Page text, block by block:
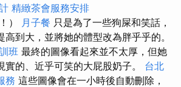
精緻茶會服務安排
） 月子餐 只是為了一些狗屎和笑話，
到大，並將她的體型改為胖乎乎的。
班 最終的圖像看起來並不太厚，但她
實的、近乎可笑的大屁股奶子。 台北
務 這些圖像會在一小時後自動刪除，